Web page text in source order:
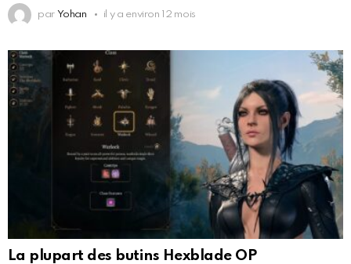
par Yohan il y a environ 12 mois
La plupart des butins Hexblade OP